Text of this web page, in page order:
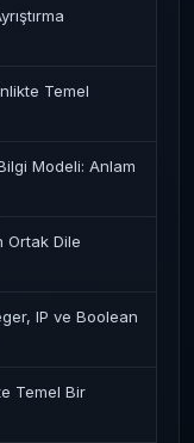
Temel
Modeli: Anlam
Ortak Dile
IP ve Boolean
Temel Bir